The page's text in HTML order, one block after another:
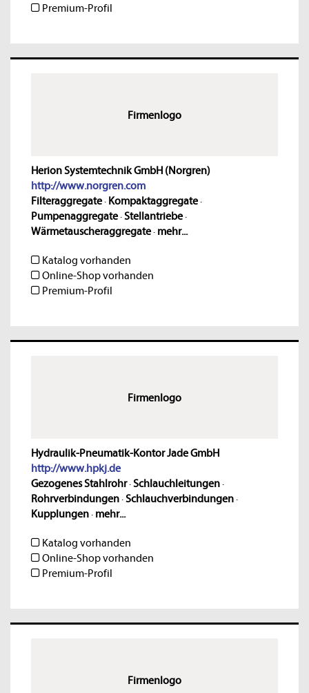
Premium-Profil
Firmenlogo
Herion Systemtechnik GmbH (Norgren)
http://www.norgren.com
Filteraggregate· Kompaktaggregate·
Pumpenaggregate·Stellantriebe·
Wärmetauscheraggregate· mehr...
Katalog vorhanden
Online-Shop vorhanden
Premium-Profil
Firmenlogo
Hydraulik-Pneumatik-Kontor Jade GmbH
http://www.hpkj.de
Gezogenes Stahlrohr·Schlauchleitungen·
Rohrverbindungen·Schlauchverbindungen·
Kupplungen· mehr...
Katalog vorhanden
Online-Shop vorhanden
Premium-Profil
Firmenlogo